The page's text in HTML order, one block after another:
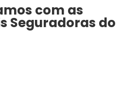
com as
Seguradoras do